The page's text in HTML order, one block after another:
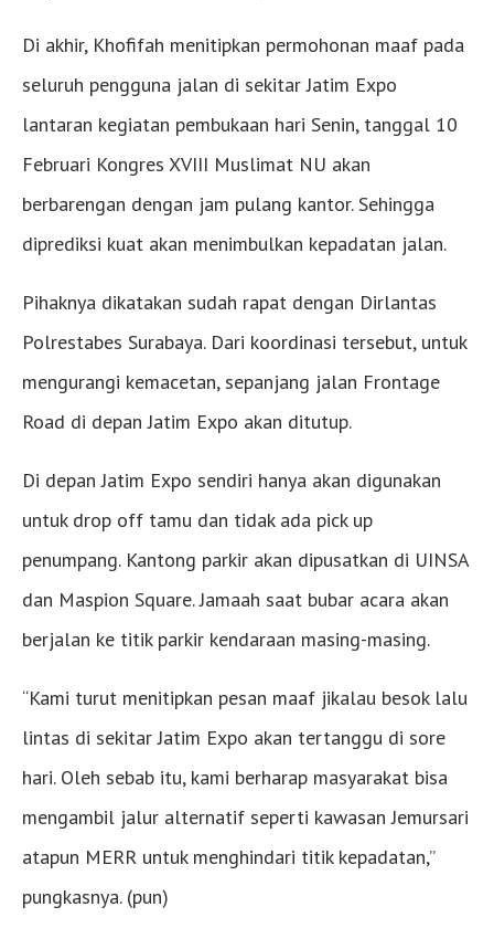
Di akhir, Khofifah menitipkan permohonan maaf pada
seluruh pengguna jalan di sekitar Jatim Expo
lantaran kegiatan pembukaan hari Senin, tanggal 10
Februari Kongres XVIII Muslimat NU akan
berbarengan dengan jam pulang kantor. Sehingga
diprediksi kuat akan menimbulkan kepadatan jalan.
Pihaknya dikatakan sudah rapat dengan Dirlantas
Polrestabes Surabaya. Dari koordinasi tersebut, untuk
mengurangi kemacetan, sepanjang jalan Frontage
Road di depan Jatim Expo akan ditutup.
Di depan Jatim Expo sendiri hanya akan digunakan
untuk drop off tamu dan tidak ada pick up
penumpang. Kantong parkir akan dipusatkan di UINSA
dan Maspion Square. Jamaah saat bubar acara akan
berjalan ke titik parkir kendaraan masing-masing.
“Kami turut menitipkan pesan maaf jikalau besok lalu
lintas di sekitar Jatim Expo akan tertanggu di sore
hari. Oleh sebab itu, kami berharap masyarakat bisa
mengambil jalur alternatif seperti kawasan Jemursari
atapun MERR untuk menghindari titik kepadatan,”
pungkasnya. (pun)